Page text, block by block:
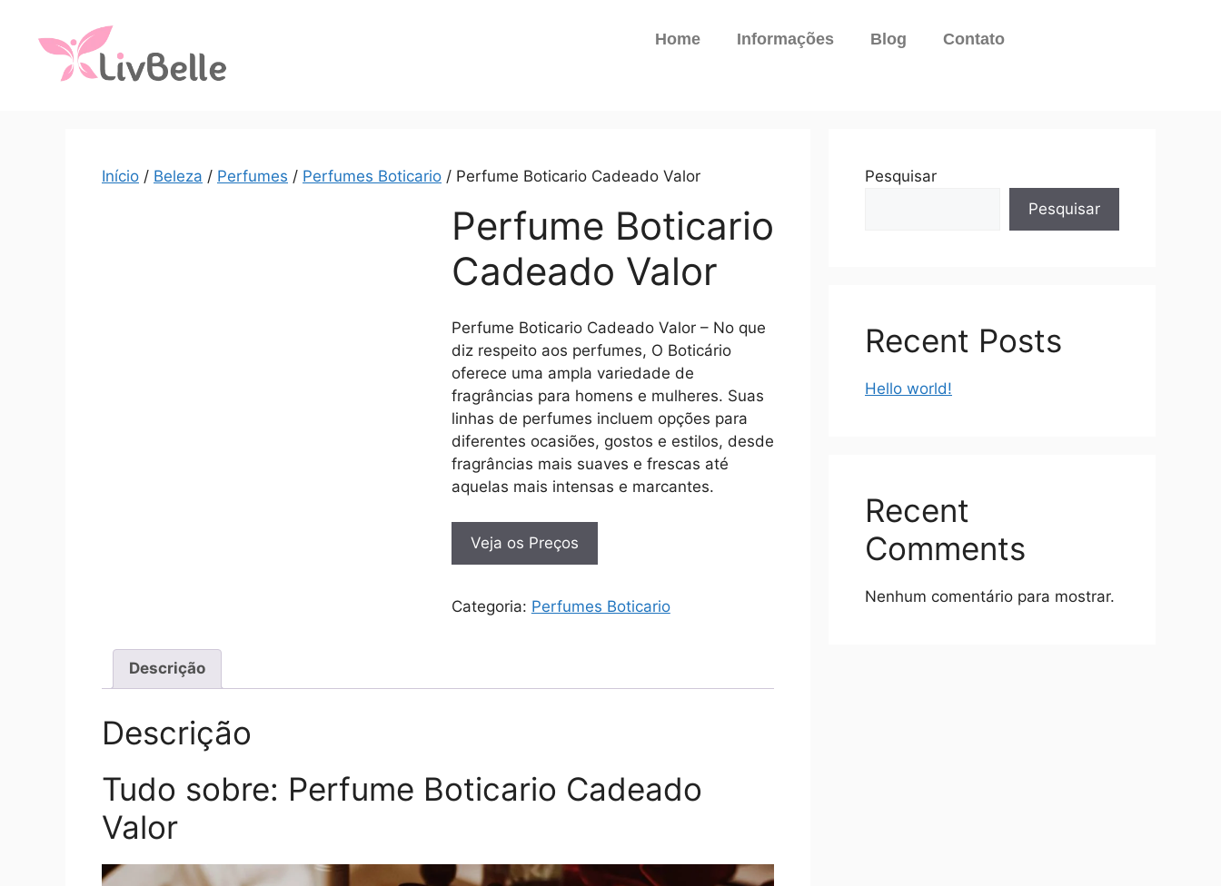
Home Informações Blog Contato
Início / Beleza / Perfumes / Perfumes Boticario / Perfume Boticario Cadeado Valor
Perfume Boticario
Cadeado Valor
Perfume Boticario Cadeado Valor – No que
diz respeito aos perfumes, O Boticário
oferece uma ampla variedade de
fragrâncias para homens e mulheres. Suas
linhas de perfumes incluem opções para
diferentes ocasiões, gostos e estilos, desde
fragrâncias mais suaves e frescas até
aquelas mais intensas e marcantes.
Veja os Preços
Categoria: Perfumes Boticario
Descrição
Descrição
Tudo sobre: Perfume Boticario Cadeado
Valor
Pesquisar
Pesquisar
Recent Posts
Hello world!
Recent
Comments
Nenhum comentário para mostrar.